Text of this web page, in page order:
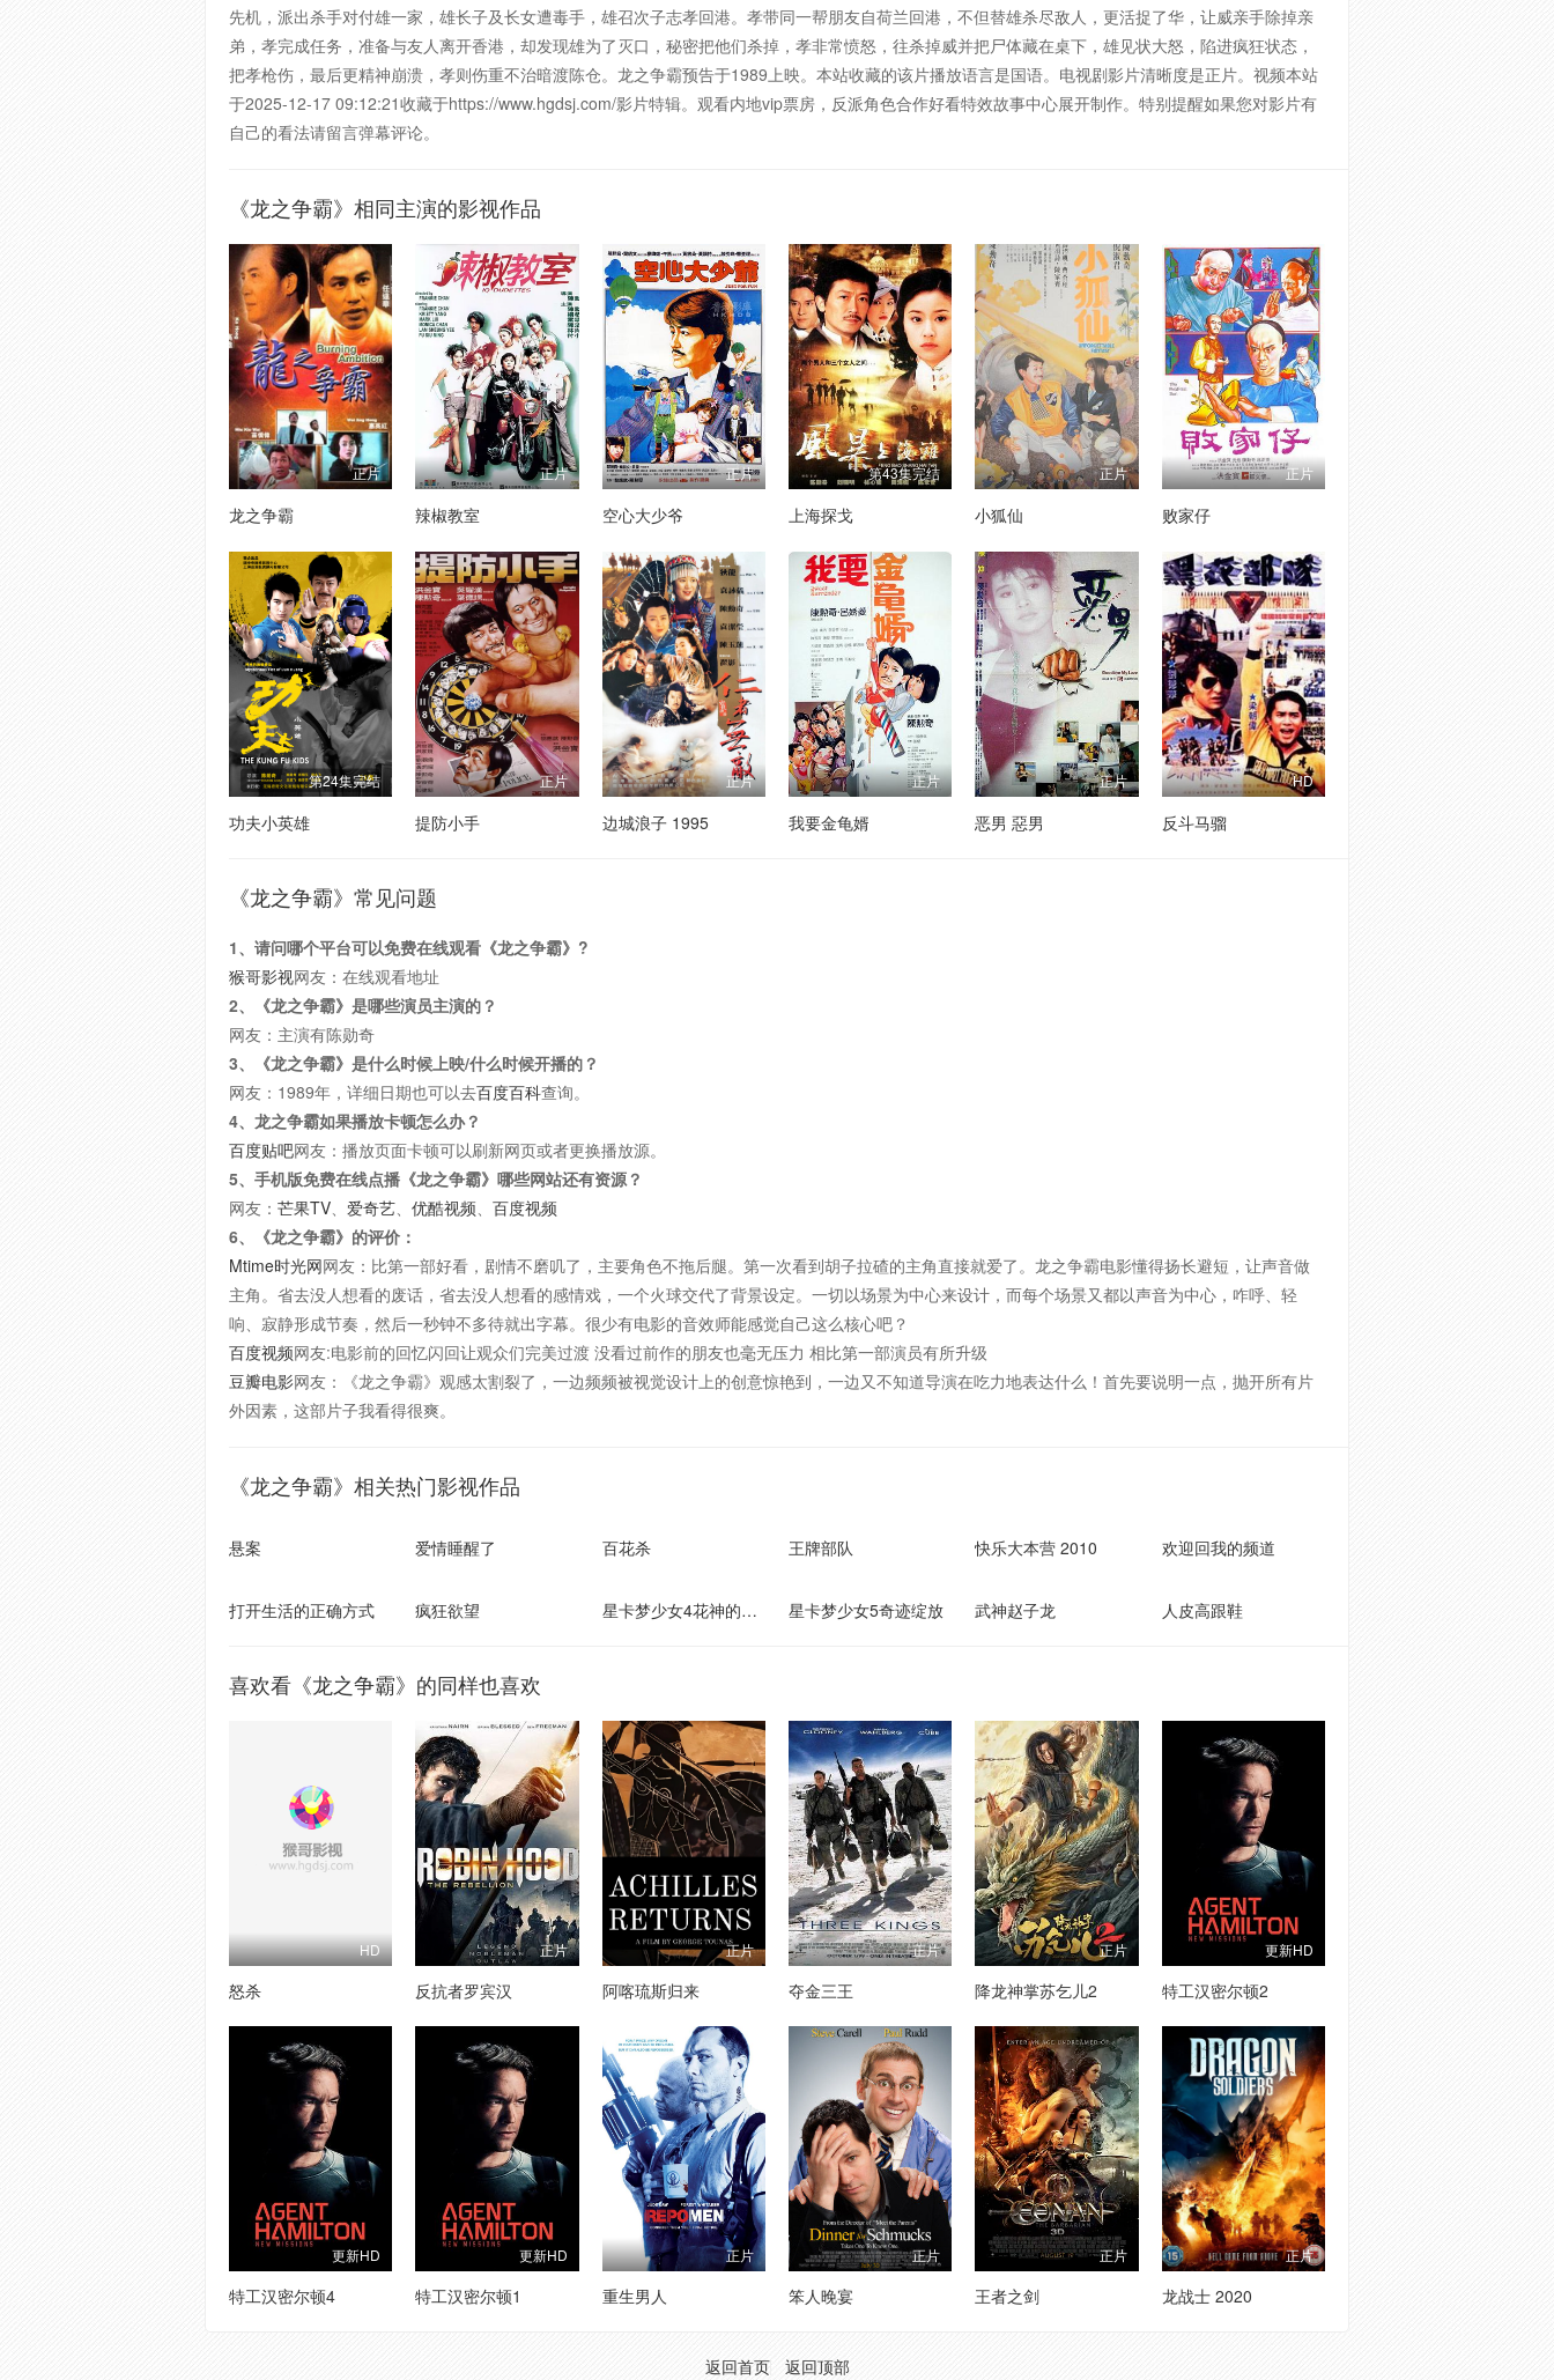
先机，派出杀手对付雄一家，雄长子及长女遭毒手，雄召次子志孝回港。孝带同一帮朋友自荷兰回港，不但替雄杀尽敌人，更活捉了华，让威亲手除掉亲
弟，孝完成任务，准备与友人离开香港，却发现雄为了灭口，秘密把他们杀掉，孝非常愤怒，往杀掉威并把尸体藏在桌下，雄见状大怒，陷进疯狂状态，
把孝枪伤，最后更精神崩溃，孝则伤重不治暗渡陈仓。龙之争霸预告于1989上映。本站收藏的该片播放语言是国语。电视剧影片清晰度是正片。视频本站
于2025-12-17 09:12:21收藏于https://www.hgdsj.com/影片特辑。观看内地vip票房，反派角色合作好看特效故事中心展开制作。特别提醒如果您对影片有
自己的看法请留言弹幕评论。
《龙之争霸》相同主演的影视作品
正片
龙之争霸
正片
辣椒教室
正片
空心大少爷
第43集完结
上海探戈
正片
小狐仙
正片
败家仔
第24集完结
功夫小英雄
正片
提防小手
正片
边城浪子 1995
正片
我要金龟婿
正片
恶男 惡男
HD
反斗马骝
《龙之争霸》常见问题
1、请问哪个平台可以免费在线观看《龙之争霸》?
猴哥影视网友：在线观看地址
2、《龙之争霸》是哪些演员主演的？
网友：主演有陈勋奇
3、《龙之争霸》是什么时候上映/什么时候开播的？
网友：1989年，详细日期也可以去百度百科查询。
4、龙之争霸如果播放卡顿怎么办？
百度贴吧网友：播放页面卡顿可以刷新网页或者更换播放源。
5、手机版免费在线点播《龙之争霸》哪些网站还有资源？
网友： 芒果TV 爱奇艺 优酷视频
百度视频
6、《龙之争霸》的评价：
Mtime时光网网友：比第一部好看，剧情不磨叽了，主要角色不拖后腿。第一次看到胡子拉碴的主角直接就爱了。龙之争霸电影懂得扬长避短，让声音做
主角。省去没人想看的废话，省去没人想看的感情戏，一个火球交代了背景设定。一切以场景为中心来设计，而每个场景又都以声音为中心，咋呼、轻
响、寂静形成节奏，然后一秒钟不多待就出字幕。很少有电影的音效师能感觉自己这么核心吧？
百度视频网友:电影前的回忆闪回让观众们完美过渡 没看过前作的朋友也毫无压力 相比第一部演员有所升级
豆瓣电影网友：《龙之争霸》观感太割裂了，一边频频被视觉设计上的创意惊艳到，一边又不知道导演在吃力地表达什么！首先要说明一点，抛开所有片
外因素，这部片子我看得很爽。
《龙之争霸》相关热门影视作品
悬案 爱情睡醒了 百花杀 王牌部队 快乐大本营 2010 欢迎回我的频道
打开生活的正确方式 疯狂欲望 星卡梦少女4花神的试炼 星卡梦少女5奇迹绽放 武神赵子龙 人皮高跟鞋
喜欢看《龙之争霸》的同样也喜欢
HD
怒杀
正片
反抗者罗宾汉
正片
阿喀琉斯归来
正片
夺金三王
正片
降龙神掌苏乞儿2
更新HD
特工汉密尔顿2
更新HD
特工汉密尔顿4
更新HD
特工汉密尔顿1
正片
重生男人
正片
笨人晚宴
正片
王者之剑
正片
龙战士 2020
返回首页 返回顶部